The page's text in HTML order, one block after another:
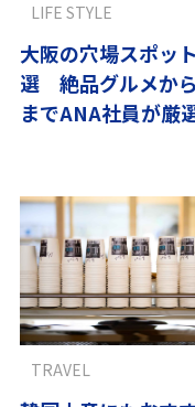
大阪の穴場スポッ
選 絶品グルメか
までANA社員が厳
LIFE STYLE
TRAVEL